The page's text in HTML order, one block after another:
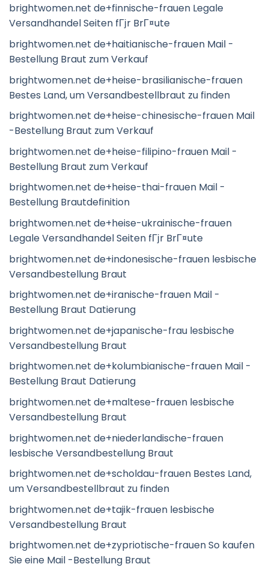
brightwomen.net de+finnische-frauen Legale
Versandhandel Seiten fГјr BrГ¤ute
brightwomen.net de+haitianische-frauen Mail -
Bestellung Braut zum Verkauf
brightwomen.net de+heise-brasilianische-frauen
Bestes Land, um Versandbestellbraut zu finden
brightwomen.net de+heise-chinesische-frauen Mail
-Bestellung Braut zum Verkauf
brightwomen.net de+heise-filipino-frauen Mail -
Bestellung Braut zum Verkauf
brightwomen.net de+heise-thai-frauen Mail -
Bestellung Brautdefinition
brightwomen.net de+heise-ukrainische-frauen
Legale Versandhandel Seiten fГјr BrГ¤ute
brightwomen.net de+indonesische-frauen lesbische
Versandbestellung Braut
brightwomen.net de+iranische-frauen Mail -
Bestellung Braut Datierung
brightwomen.net de+japanische-frau lesbische
Versandbestellung Braut
brightwomen.net de+kolumbianische-frauen Mail -
Bestellung Braut Datierung
brightwomen.net de+maltese-frauen lesbische
Versandbestellung Braut
brightwomen.net de+niederlandische-frauen
lesbische Versandbestellung Braut
brightwomen.net de+scholdau-frauen Bestes Land,
um Versandbestellbraut zu finden
brightwomen.net de+tajik-frauen lesbische
Versandbestellung Braut
brightwomen.net de+zypriotische-frauen So kaufen
Sie eine Mail -Bestellung Braut